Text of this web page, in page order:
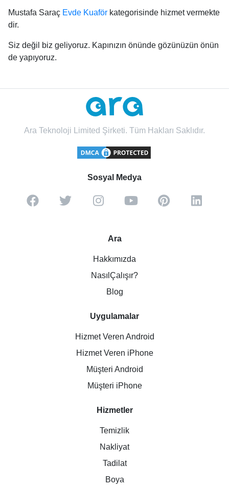
Mustafa Saraç Evde Kuaför kategorisinde hizmet vermekte
dir.
Siz değil biz geliyoruz. Kapınızın önünde gözünüzün önün
de yapıyoruz.
Ara Teknoloji Limited Şirketi. Tüm Hakları Saklıdır.
Sosyal Medya
Ara
Hakkımızda
NasılÇalışır?
Blog
Uygulamalar
Hizmet Veren Android
Hizmet Veren iPhone
Müşteri Android
Müşteri iPhone
Hizmetler
Temizlik
Nakliyat
Tadilat
Boya